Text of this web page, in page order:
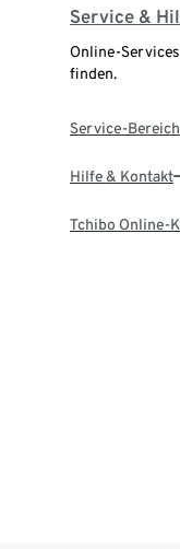
Service &
Online-
finden.
Service-Bereich
Hilfe & Kontakt
Tchibo Online-